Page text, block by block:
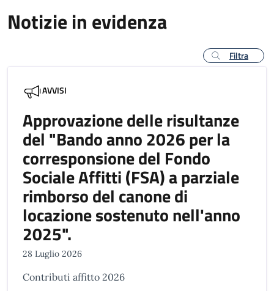
Notizie in evidenza
Filtra
AVVISI
Approvazione delle risultanze
del "Bando anno 2026 per la
corresponsione del Fondo
Sociale Affitti (FSA) a parziale
rimborso del canone di
locazione sostenuto nell'anno
2025".
28 Luglio 2026
Contributi affitto 2026